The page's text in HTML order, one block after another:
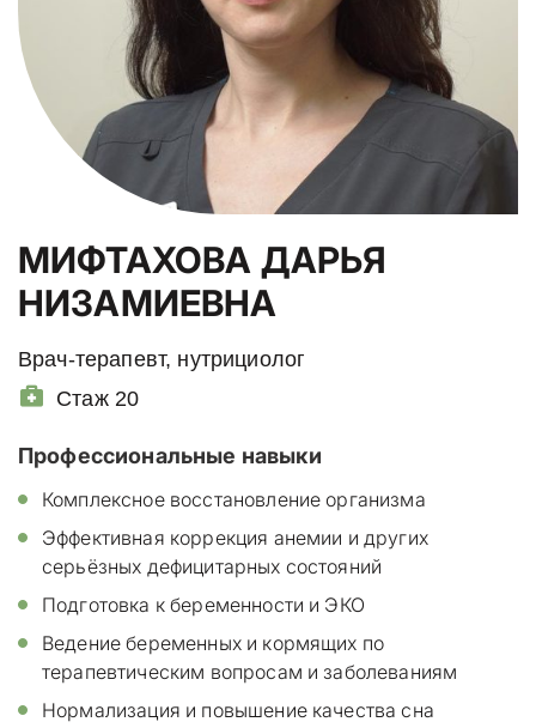
МИФТАХОВА ДАРЬЯ
НИЗАМИЕВНА
Врач-терапевт, нутрициолог
Стаж 20
Профессиональные навыки
Комплексное восстановление организма
Эффективная коррекция анемии и других
серьёзных дефицитарных состояний
Подготовка к беременности и ЭКО
Ведение беременных и кормящих по
терапевтическим вопросам и заболеваниям
Нормализация и повышение качества сна